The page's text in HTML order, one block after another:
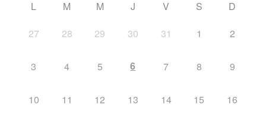
L M M J V S
D
27
28 29 30 31 1 2
3 4 5 6 7 8 9
10 11 12 13 14 15 16